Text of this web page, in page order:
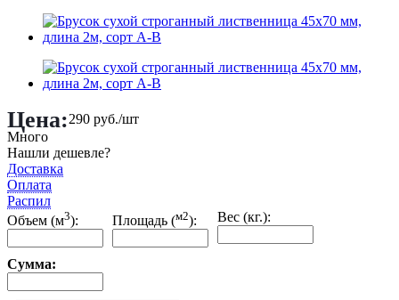
Цена:290 руб./шт
Много
Нашли дешевле?
Доставка
Оплата
Распил
Объем (м3): Площадь (м2): Вес (кг.):
Сумма: